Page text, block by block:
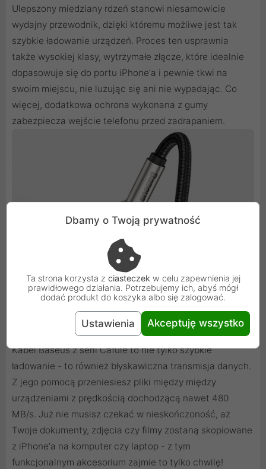
Ulepszony miedziany rdzeń stanowi niesamowicie
wydajny przewodnik, dzięki któremu możliwe jest tak
szybkie ładowanie urządzeń. Proces ten usprawnia
także wysokiej klasy, wytrzymałe złącze, które idealnie
dopasowuje się do portu iPhone'a i pewnie tkwi na
swoim miejscu, nie luzując się ani nie wypadając. Co
więcej, dodatkowa ochrona wykonana z gumy
zabezpiecza wejście telefonu przed zadrapaniem.
Szybkie ładowanie, szybki transfer danych
Kabel Baseus z serii Cafule to nie tylko szybkie
ładowanie - to również błyskawiczna transmisja danych.
Z jego pomocą przeniesiesz pliki między między
urządzeniami z prędkością dochodzącą nawet 480
MB/s. Już nie musisz czekać w nieskończoność, aż
Twoje dokumenty, zdjęcia czy filmy zostaną skopiowane
z iPhone'a na komputer czy laptop - z tym
funkcjonalnym akcesorium zajmie to tylko chwilę!
Dbamy o Twoją prywatność
Ta strona korzysta z ciasteczek w celu zapewnienia jej
prawidłowego działania. Potrzebujemy ich, abyś mógł
dodać produkt do koszyka albo się zalogować.
Ustawienia Akceptuję wszystko